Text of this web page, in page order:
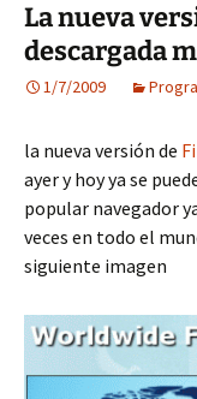
La nueva
descargada
1/7/2009
la nueva versión de
ayer y hoy ya se
popular navegador
veces en todo el
siguiente imagen